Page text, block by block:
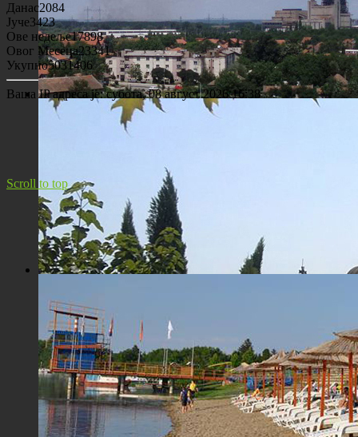
Панорама Костолца
Данас2084
Јуче3423
Ове недеље17898
Овог Месеца23341
Укупно5031406
Ваша IP адреса је:субота, 08 август 2026 16:38
Scroll to top